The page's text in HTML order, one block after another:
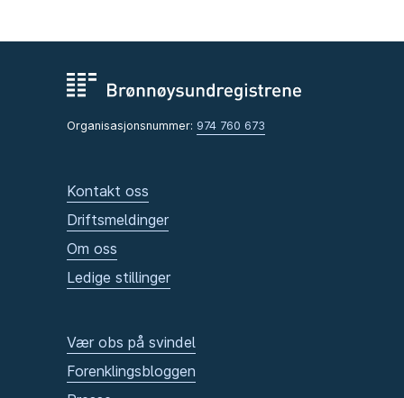
Organisasjonsnummer: 974 760 673
Kontakt oss
Driftsmeldinger
Om oss
Ledige stillinger
Vær obs på svindel
Forenklingsbloggen